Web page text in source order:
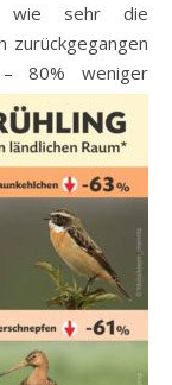
wie sehr die
zurückgegangen
80% weniger